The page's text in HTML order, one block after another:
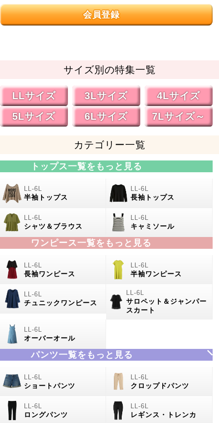
会員登録
サイズ別の特集一覧
LLサイズ 3Lサイズ
4Lサイズ
5Lサイズ
6Lサイズ 7Lサイズ～
カテゴリー一覧
トップス一覧をもっと見る
半袖トップス 長袖トップス
シャツ＆ブラウス キャミソール
ワンピース一覧をもっと見る
長袖ワンピース 半袖ワンピース
チュニックワンピース
サロペット＆ジャンパー
スカート
オーバーオール
パンツ一覧をもっと見る
ショートパンツ クロップドパンツ
ロングパンツ レギンス・トレンカ